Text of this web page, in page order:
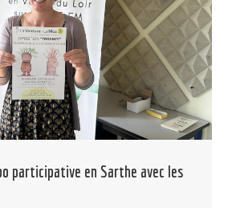
participative en Sarthe avec les